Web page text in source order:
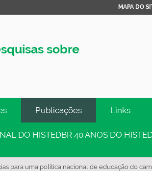
sobre
MAPA DO
Publicações Links
DO HISTEDBR 40 ANOS DO
para uma política nacional de educação do